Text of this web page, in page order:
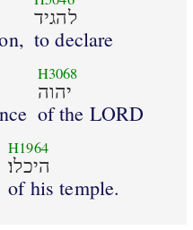
להגיד
to declare
H3068
יהוה
of the LORD
H1964
היכלו׃
of his temple.